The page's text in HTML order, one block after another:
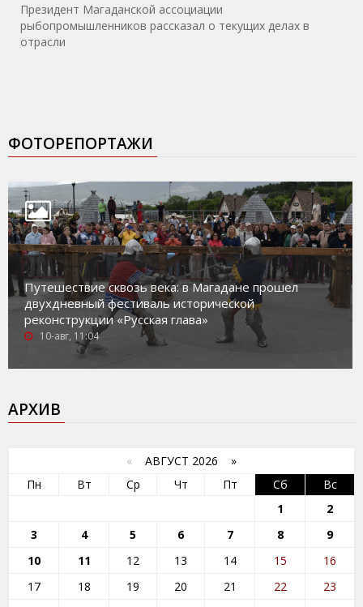
Президент Магаданской ассоциации
рыбопромышленников рассказал о текущих делах в
отрасли
ФОТОРЕПОРТАЖИ
Путешествие сквозь века: в Магадане прошел
двухдневный фестиваль исторической
реконструкции «Русская глава»
10-авг, 11:04
АРХИВ
« АВГУСТ 2026 »
Пн
Вт Ср Чт Пт Сб
Вс
1
2
3
4 5 6 7 8
9
10
11 12 13 14 15
16
17
18 19 20 21 22
23